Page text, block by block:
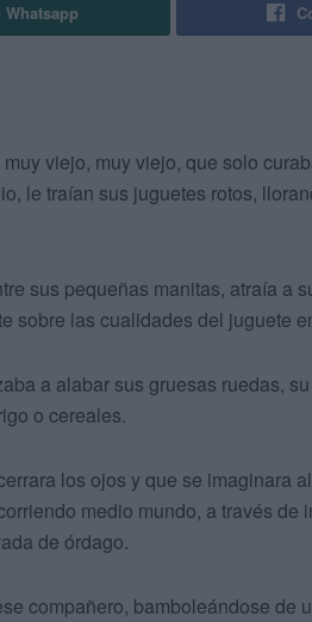
viejo, muy viejo, que solo
le traían sus juguetes rotos,
sus pequeñas manitas, atraía a
sobre las cualidades del juguete
a alabar sus gruesas ruedas,
o cereales.
los ojos y que se imaginara
medio mundo, a través de
de órdago.
compañero, bamboleándose de